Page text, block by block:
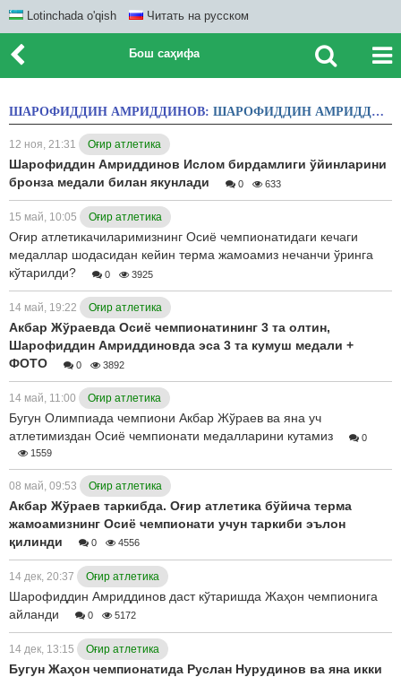
Lotinchada o'qish Читать на русском
Бош саҳифа
ШАРОФИДДИН АМРИДДИНОВ: ШАРОФИДДИН АМРИДДИНОВ
12 ноя, 21:31 Оғир атлетика
Шарофиддин Амриддинов Ислом бирдамлиги ўйинларини
бронза медали билан якунлади
0 633
15 май, 10:05 Оғир атлетика
Оғир атлетикачиларимизнинг Осиё чемпионатидаги кечаги
медаллар шодасидан кейин терма жамоамиз нечанчи ўринга
кўтарилди?
0 3925
14 май, 19:22 Оғир атлетика
Акбар Жўраевда Осиё чемпионатининг 3 та олтин,
Шарофиддин Амриддиновда эса 3 та кумуш медали +
ФОТО
0 3892
14 май, 11:00 Оғир атлетика
Бугун Олимпиада чемпиони Акбар Жўраев ва яна уч
атлетимиздан Осиё чемпионати медалларини кутамиз
0
1559
08 май, 09:53 Оғир атлетика
Акбар Жўраев таркибда. Оғир атлетика бўйича терма
жамоамизнинг Осиё чемпионати учун таркиби эълон
қилинди
0 4556
14 дек, 20:37 Оғир атлетика
Шарофиддин Амриддинов даст кўтаришда Жаҳон чемпионига
айланди
0 5172
14 дек, 13:15 Оғир атлетика
Бугун Жаҳон чемпионатида Руслан Нурудинов ва яна икки